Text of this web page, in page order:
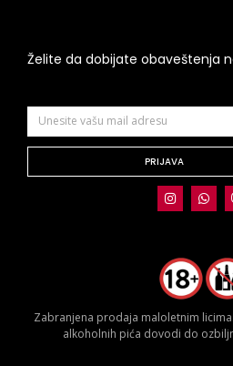
Želite da dobijate obaveštenja
PRIJAVA
Zabranjena prodaja maloletnim
alkoholnih pića dovodi do